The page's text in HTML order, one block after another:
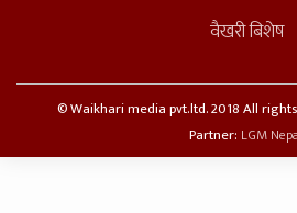
वैखरी बिशेष
© Waikhari media pvt.ltd. 2018 All
Partner: LGM